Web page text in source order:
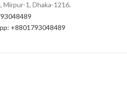
Mirpur-1, Dhaka-1216.
+8801793048489